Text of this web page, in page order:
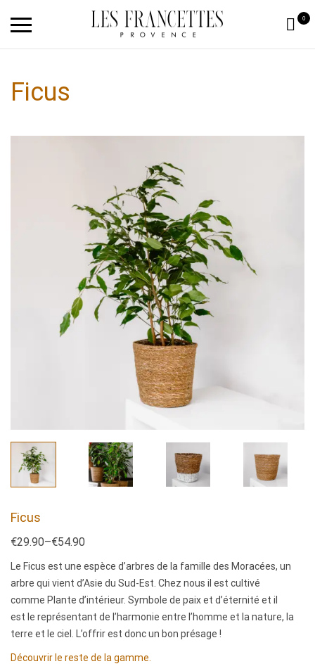
0
Ficus
Ficus
€29.90–€54.90
Le Ficus est une espèce d’arbres de la famille des Moracées, un
arbre qui vient d’Asie du Sud-Est. Chez nous il est cultivé
comme Plante d’intérieur. Symbole de paix et d’éternité et il
est le représentant de l’harmonie entre l’homme et la nature, la
terre et le ciel. L’offrir est donc un bon présage !
Découvrir le reste de la gamme.